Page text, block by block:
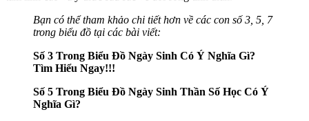
Bạn có thể tham khảo chi tiết hơn về các con số 3, 5, 7
trong biểu đồ tại các bài viết:
Số 3 Trong Biểu Đồ Ngày Sinh Có Ý Nghĩa Gì?
Tìm Hiểu Ngay!!!
Số 5 Trong Biểu Đồ Ngày Sinh Thần Số Học Có Ý
Nghĩa Gì?